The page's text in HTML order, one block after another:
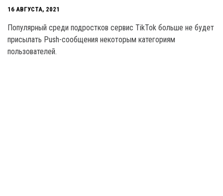
16 АВГУСТА, 2021
Популярный среди подростков сервис TikTok больше не будет
присылать Push-сообщения некоторым категориям
пользователей.